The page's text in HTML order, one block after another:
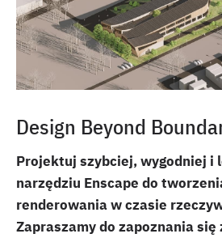
Design Beyond
Projektuj szybciej, wygodniej i
narzędziu Enscape do
renderowania w czasie
Zapraszamy do zapoznania się